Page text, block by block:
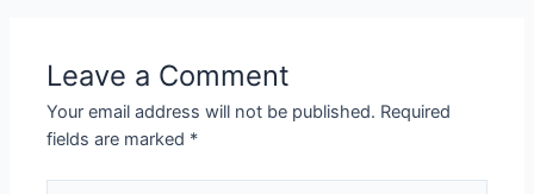
Leave a Comment
Your email address will not be published. Required
fields are marked *